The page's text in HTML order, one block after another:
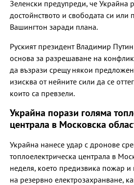
Зеленски предупреди, че Украйна
достойнството и свободата си или
Вашингтон заради плана.
Руският президент Владимир
основа за разрешаване на
да възрази срещу някои
изисква от нейните сили да се
които са превзели.
Украйна порази голяма
централа в Московска
Украйна нанесе удар с дронове
топлоелектрическа централа в
неделя, което предизвика пожар
на резервно електрозахранване,